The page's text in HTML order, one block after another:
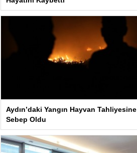
Aydın’daki Yangın Hayvan Tahliyesine
Sebep Oldu